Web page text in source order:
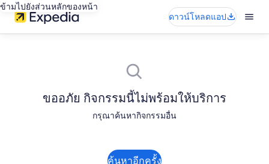
ข้ามไปยังส่วนหลักของหน้า
ดาวน์โหลดแอป
ขออภัย กิจกรรมนี้ไม่พร้อมให้บริการ
กรุณาค้นหากิจกรรมอื่น
ค้นหาอีกครั้ง